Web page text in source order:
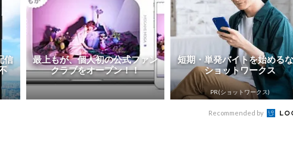
信
最上もが、個人初の公式ファン
クラブをオープン！！
短期・単発バイトを始める
ショットワークス
PR(ショットワークス)
Recommended by